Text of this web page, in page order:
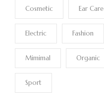
Cosmetic Ear Care
Electric Fashion
Mimimal Organic
Sport